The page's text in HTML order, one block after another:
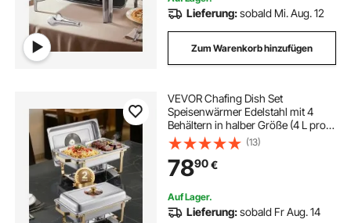
Lieferung:sobald Mi. Aug. 12
Zum Warenkorb hinzufügen
VEVOR Chafing Dish Set
Speisenwärmer Edelstahl mit 4
Behältern in halber Größe (4 L pro),
rechteckiger Wärmespender mit
sichtbarem Deckel &
Wasserpfannenständer &
Brennstoffhalter, für Partys
(13)
7890€
Auf Lager.
Lieferung:sobald Fr Aug. 14